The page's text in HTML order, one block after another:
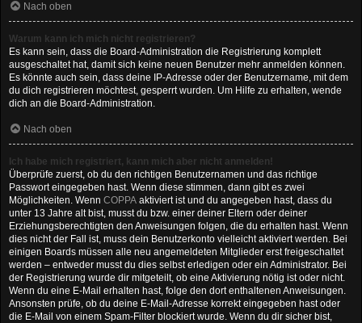
Nach oben
Warum kann ich mich nicht registrieren?
Es kann sein, dass die Board-Administration die Registrierung komplett
ausgeschaltet hat, damit sich keine neuen Benutzer mehr anmelden können.
Es könnte auch sein, dass deine IP-Adresse oder der Benutzername, mit dem
du dich registrieren möchtest, gesperrt wurden. Um Hilfe zu erhalten, wende
dich an die Board-Administration.
Nach oben
Ich habe mich registriert, kann mich aber nicht anmelden!
Überprüfe zuerst, ob du den richtigen Benutzernamen und das richtige
Passwort eingegeben hast. Wenn diese stimmen, dann gibt es zwei
Möglichkeiten. Wenn COPPA aktiviert ist und du angegeben hast, dass du
unter 13 Jahre alt bist, musst du bzw. einer deiner Eltern oder deiner
Erziehungsberechtigten den Anweisungen folgen, die du erhalten hast. Wenn
dies nicht der Fall ist, muss dein Benutzerkonto vielleicht aktiviert werden. Bei
einigen Boards müssen alle neu angemeldeten Mitglieder erst freigeschaltet
werden – entweder musst du dies selbst erledigen oder ein Administrator. Bei
der Registrierung wurde dir mitgeteilt, ob eine Aktivierung nötig ist oder nicht.
Wenn du eine E-Mail erhalten hast, folge den dort enthaltenen Anweisungen.
Ansonsten prüfe, ob du deine E-Mail-Adresse korrekt eingegeben hast oder
die E-Mail von einem Spam-Filter blockiert wurde. Wenn du dir sicher bist,